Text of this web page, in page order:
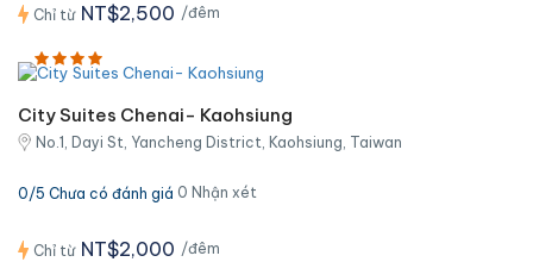
Chỉ từ NT$2,500 /đêm
City Suites Chenai- Kaohsiung
No.1, Dayi St, Yancheng District, Kaohsiung, Taiwan
0/5 Chưa có đánh giá 0 Nhận xét
Chỉ từ NT$2,000 /đêm